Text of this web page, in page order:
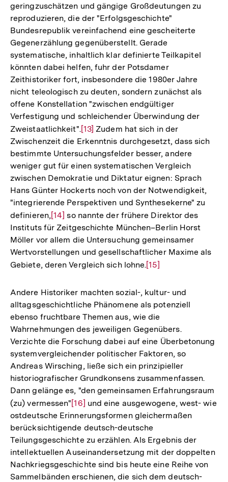
geringzuschätzen und gängige Großdeutungen zu
reproduzieren, die der "Erfolgsgeschichte"
Bundesrepublik vereinfachend eine gescheiterte
Gegenerzählung gegenüberstellt. Gerade
systematische, inhaltlich klar definierte Teilkapitel
könnten dabei helfen, fuhr der Potsdamer
Zeithistoriker fort, insbesondere die 1980er Jahre
nicht teleologisch zu deuten, sondern zunächst als
offene Konstellation "zwischen endgültiger
Verfestigung und schleichender Überwindung der
Zweistaatlichkeit".Zur
Auflösung
der
Fußnote
[13] Zudem hat sich in der
Zwischenzeit die Erkenntnis durchgesetzt, dass sich
bestimmte Untersuchungsfelder besser, andere
weniger gut für einen systematischen Vergleich
zwischen Demokratie und Diktatur eignen: Sprach
Hans Günter Hockerts noch von der Notwendigkeit,
"integrierende Perspektiven und Synthesekerne" zu
definieren,Zur
Auflösung
der
Fußnote
[14] so nannte der frühere Direktor des
Instituts für Zeitgeschichte München–Berlin Horst
Möller vor allem die Untersuchung gemeinsamer
Wertvorstellungen und gesellschaftlicher Maxime als
Gebiete, deren Vergleich sich lohne.Zur
der
Fußnote
[15]
Andere Historiker machten sozial-, kultur- und
alltagsgeschichtliche Phänomene als potenziell
ebenso fruchtbare Themen aus, wie die
Wahrnehmungen des jeweiligen Gegenübers.
Verzichte die Forschung dabei auf eine Überbetonung
systemvergleichender politischer Faktoren, so
Andreas Wirsching, ließe sich ein prinzipieller
historiografischer Grundkonsens zusammenfassen.
Dann gelänge es, "den gemeinsamen Erfahrungsraum
(zu) vermessen"Zur
Auflösung
der
Fußnote
[16] und eine ausgewogene, west- wie
ostdeutsche Erinnerungsformen gleichermaßen
berücksichtigende deutsch-deutsche
Teilungsgeschichte zu erzählen. Als Ergebnis der
intellektuellen Auseinandersetzung mit der doppelten
Nachkriegsgeschichte sind bis heute eine Reihe von
Sammelbänden erschienen, die sich dem deutsch-